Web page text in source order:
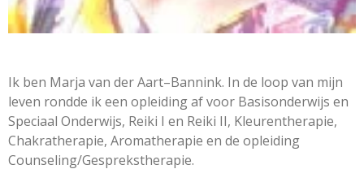
Ik ben Marja van der Aart–Bannink. In de loop van mijn
leven rondde ik een opleiding af voor Basisonderwijs en
Speciaal Onderwijs, Reiki I en Reiki II, Kleurentherapie,
Chakratherapie, Aromatherapie en de opleiding
Counseling/Gesprekstherapie.